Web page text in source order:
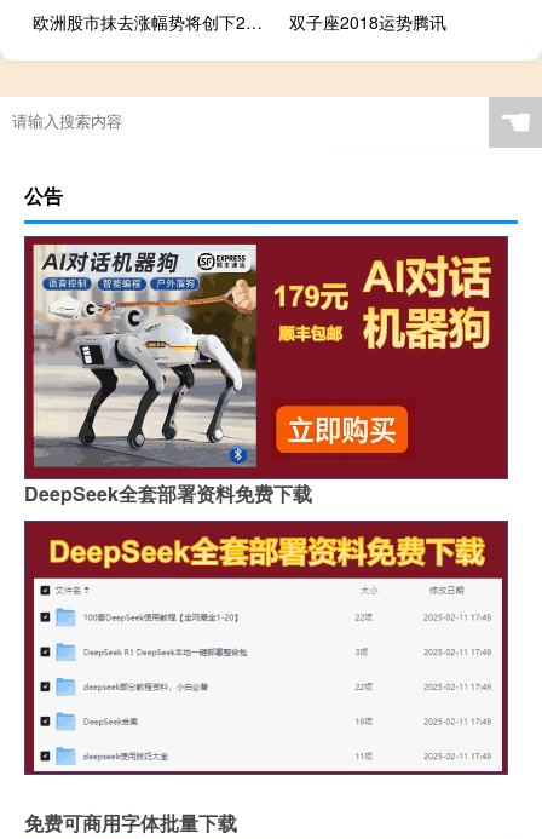
欧洲股市抹去涨幅势将创下2016年来最糟表现 双子座2018运势腾讯
☚
公告
DeepSeek全套部署资料免费下载
免费可商用字体批量下载